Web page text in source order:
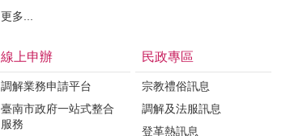
更多...
線上申辦
調解業務申請平台
臺南市政府一站式整合
服務
民政專區
宗教禮俗訊息
調解及法服訊息
登革熱訊息